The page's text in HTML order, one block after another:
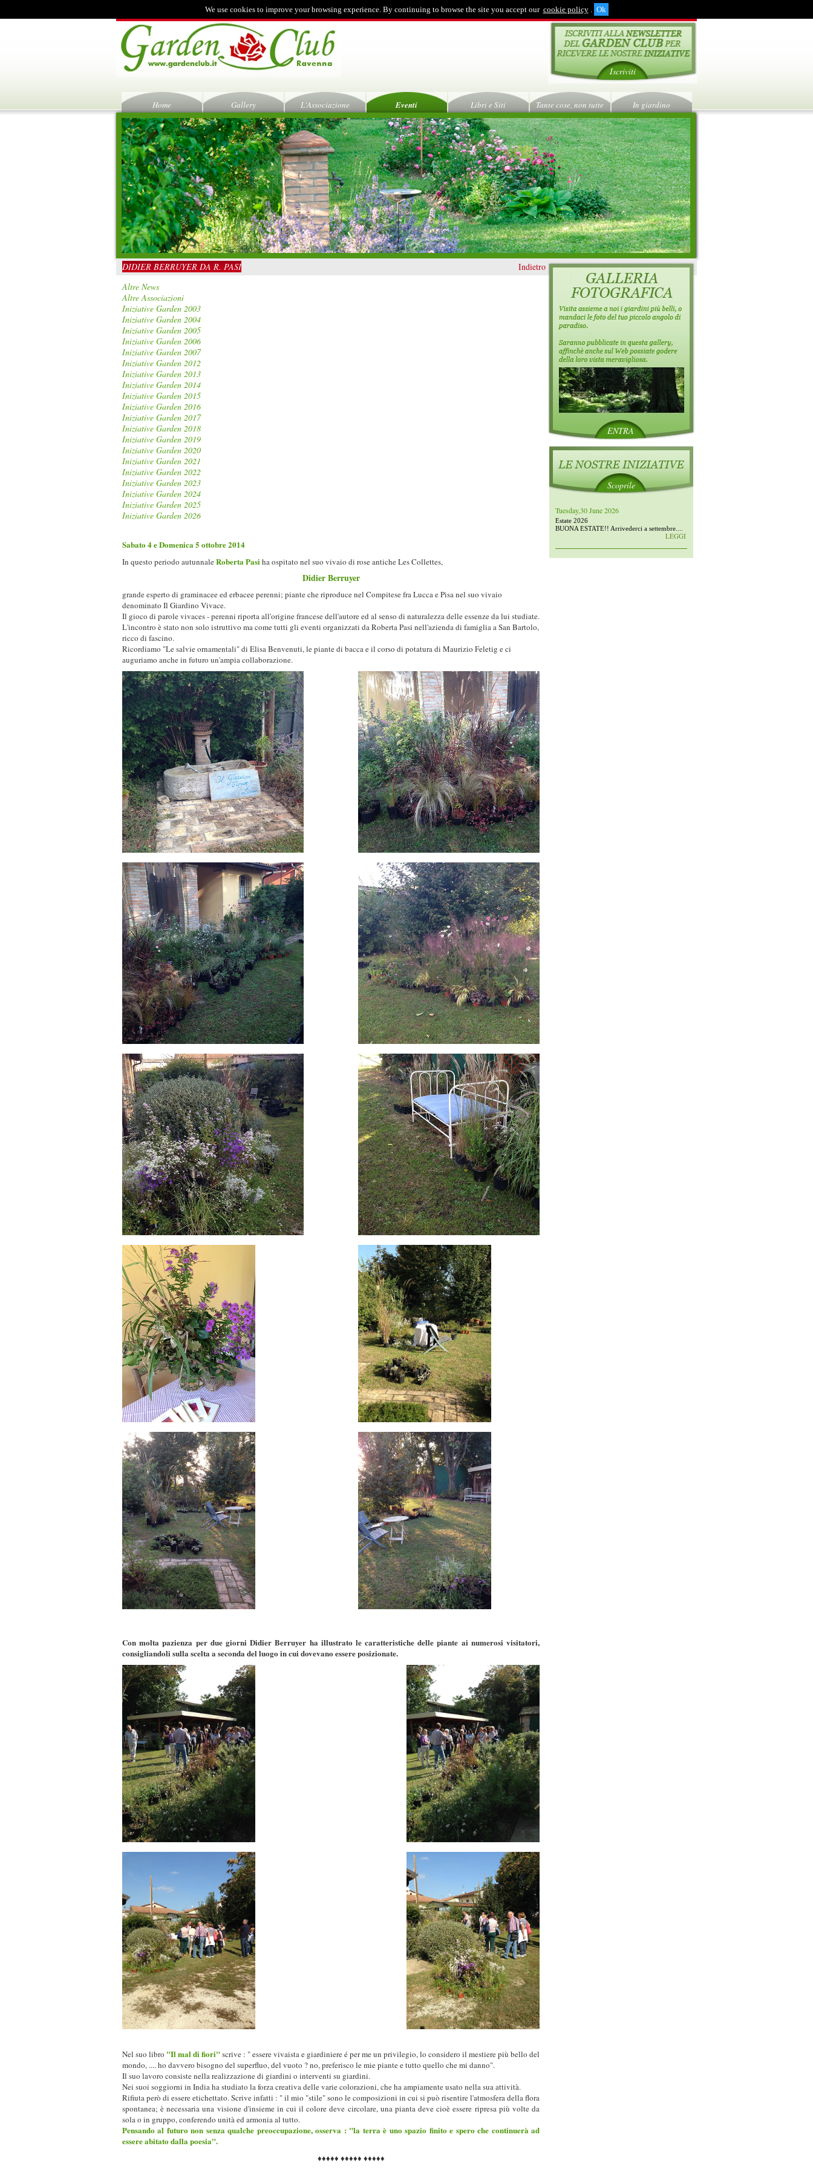
We use cookies to improve your browsing experience. By continuing to browse the site you accept our cookie policy .
Iscriviti
Home Gallery L'Associazione Eventi Libri e Siti Tante cose, non tutte In giardino
DIDIER BERRUYER DA R. PASI
Indietro
Altre News
Altre Associazioni
Iniziative Garden 2003
Iniziative Garden 2004
Iniziative Garden 2005
Iniziative Garden 2006
Iniziative Garden 2007
Iniziative Garden 2012
Iniziative Garden 2013
Iniziative Garden 2014
Iniziative Garden 2015
Iniziative Garden 2016
Iniziative Garden 2017
Iniziative Garden 2018
Iniziative Garden 2019
Iniziative Garden 2020
Iniziative Garden 2021
Iniziative Garden 2022
Iniziative Garden 2023
Iniziative Garden 2024
Iniziative Garden 2025
Iniziative Garden 2026
Sabato 4 e Domenica 5 ottobre 2014
In questo periodo autunnaleRoberta Pasiha ospitato nel suo vivaio di rose antiche Les Collettes,
Didier Berruyer
grande esperto di graminacee ed erbacee perenni; piante che riproduce nel Compitese fra Lucca e Pisa nel suo vivaio
denominato Il Giardino Vivace.
Il gioco di parole vivaces - perenni riporta all'origine francese dell'autore ed al senso di naturalezza delle essenze da lui studiate.
L'incontro è stato non solo istruttivo ma come tutti gli eventi organizzati da Roberta Pasi nell'azienda di famiglia a San Bartolo,
ricco di fascino.
Ricordiamo "Le salvie ornamentali" di Elisa Benvenuti, le piante di bacca e il corso di potatura di Maurizio Feletig e ci
auguriamo anche in futuro un'ampia collaborazione.
Con molta pazienza per due giorni Didier Berruyer ha illustrato le caratteristiche delle piante ai numerosi visitatori,
consigliandoli sulla scelta a seconda del luogo in cui dovevano essere posizionate.
Nel suo libro "Il mal di fiori" scrive : " essere vivaista e giardiniere é per me un privilegio, lo considero il mestiere più bello del
mondo, .... ho davvero bisogno del superfluo, del vuoto ? no, preferisco le mie piante e tutto quello che mi danno".
Il suo lavoro consiste nella realizzazione di giardini o interventi su giardini.
Nei suoi soggiorni in India ha studiato la forza creativa delle varie colorazioni, che ha ampiamente usato nella sua attività.
Rifiuta però di essere etichettato. Scrive infatti : " il mio "stile" sono le composizioni in cui si può risentire l'atmosfera della flora
spontanea; è necessaria una visione d'insieme in cui il colore deve circolare, una pianta deve cioè essere ripresa più volte da
sola o in gruppo, conferendo unità ed armonia al tutto.
Pensando al futuro non senza qualche preoccupazione, osserva : "la terra è uno spazio finito e spero che continuerà ad
essere abitato dalla poesia".
♦♦♦♦♦ ♦♦♦♦♦ ♦♦♦♦♦
ENTRA
Scoprile
Tuesday,30 June 2026
Estate 2026
BUONA ESTATE!! Arrivederci a settembre....
LEGGI